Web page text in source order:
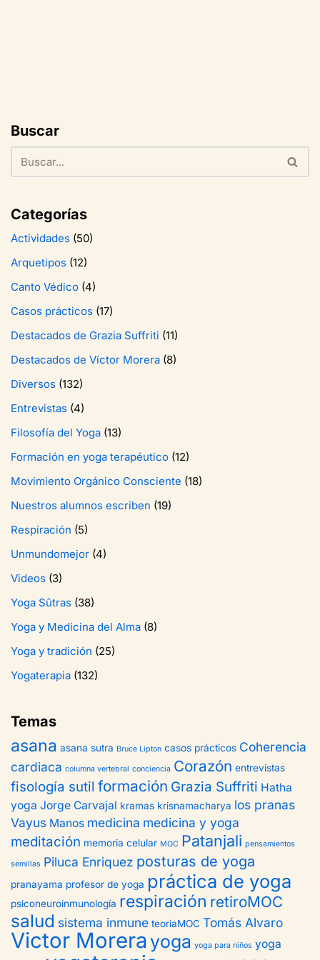
Buscar
Categorías
Actividades (50)
Arquetipos (12)
Canto Védico (4)
Casos prácticos (17)
Destacados de Grazia Suffriti (11)
Destacados de Víctor Morera (8)
Diversos (132)
Entrevistas (4)
Filosofía del Yoga (13)
Formación en yoga terapéutico (12)
Movimiento Orgánico Consciente (18)
Nuestros alumnos escriben (19)
Respiración (5)
Unmundomejor (4)
Videos (3)
Yoga Sûtras (38)
Yoga y Medicina del Alma (8)
Yoga y tradición (25)
Yogaterapia (132)
Temas
asana asana sutra Bruce Lipton casos prácticos Coherencia
cardiaca columna vertebral conciencia Corazón entrevistas
fisología sutil formación Grazia Suffriti Hatha
yoga Jorge Carvajal kramas krisnamacharya los pranas
Vayus Manos medicina medicina y yoga
meditación memoria celular MOC Patanjali pensamientos
semillas Piluca Enriquez posturas de yoga
pranayama profesor de yoga práctica de yoga
psiconeuroinmunología respiración retiroMOC
salud sistema inmune teoriaMOC Tomás Alvaro
Victor Morerayoga yoga para niños yoga